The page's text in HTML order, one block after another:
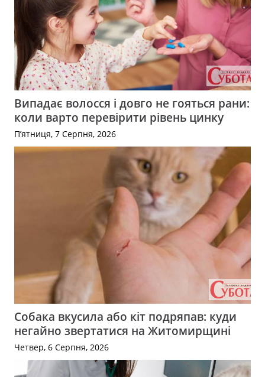
Випадає волосся і довго не гояться рани:
коли варто перевірити рівень цинку
П’ятниця, 7 Серпня, 2026
Собака вкусила або кіт подряпав: куди
негайно звертатися на Житомирщині
Четвер, 6 Серпня, 2026